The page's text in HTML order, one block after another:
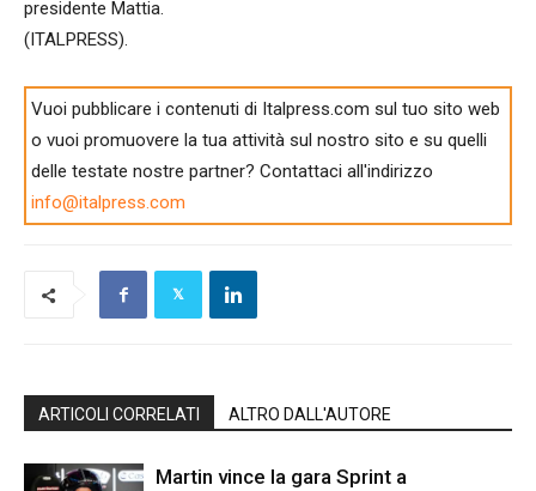
presidente Mattia.
(ITALPRESS).
Vuoi pubblicare i contenuti di Italpress.com sul tuo sito web
o vuoi promuovere la tua attività sul nostro sito e su quelli
delle testate nostre partner? Contattaci all'indirizzo
info@italpress.com
ARTICOLI CORRELATI ALTRO DALL'AUTORE
Martin vince la gara Sprint a